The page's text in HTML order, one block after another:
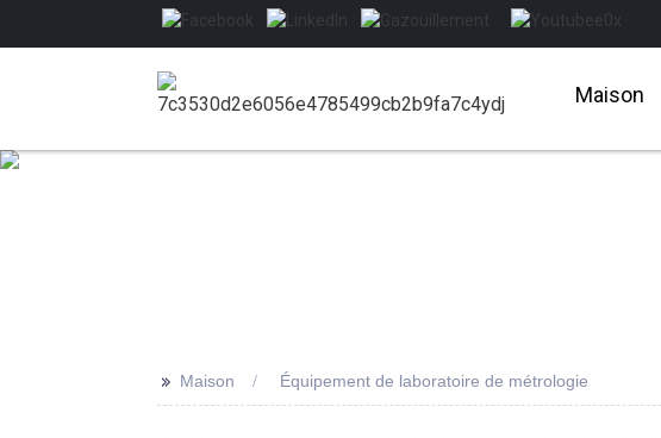
Maison
>> Maison Équipement de laboratoire de métrologie